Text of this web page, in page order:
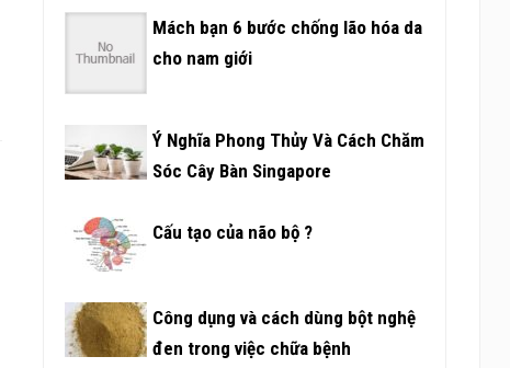
Mách bạn 6 bước chống lão hóa da
cho nam giới
Ý Nghĩa Phong Thủy Và Cách Chăm
Sóc Cây Bàn Singapore
Cấu tạo của não bộ ?
Công dụng và cách dùng bột nghệ
đen trong việc chữa bệnh